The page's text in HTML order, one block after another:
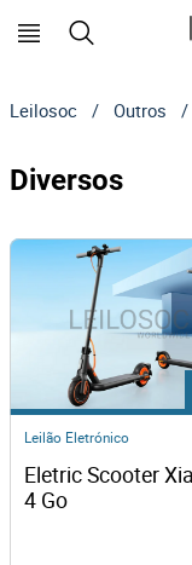
Leilosoc / Outros /
Diversos
Leilão Eletrónico
Eletric Scooter
4 Go